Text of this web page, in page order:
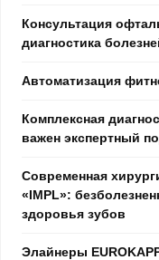
Консультация
диагностика
Автоматизация
Комплексная
важен экспертный
Современная
«IMPL»:
здоровья зубов
Элайнеры